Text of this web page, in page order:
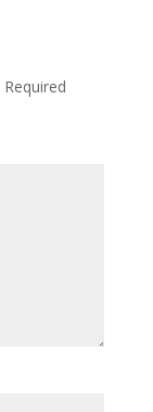
Required